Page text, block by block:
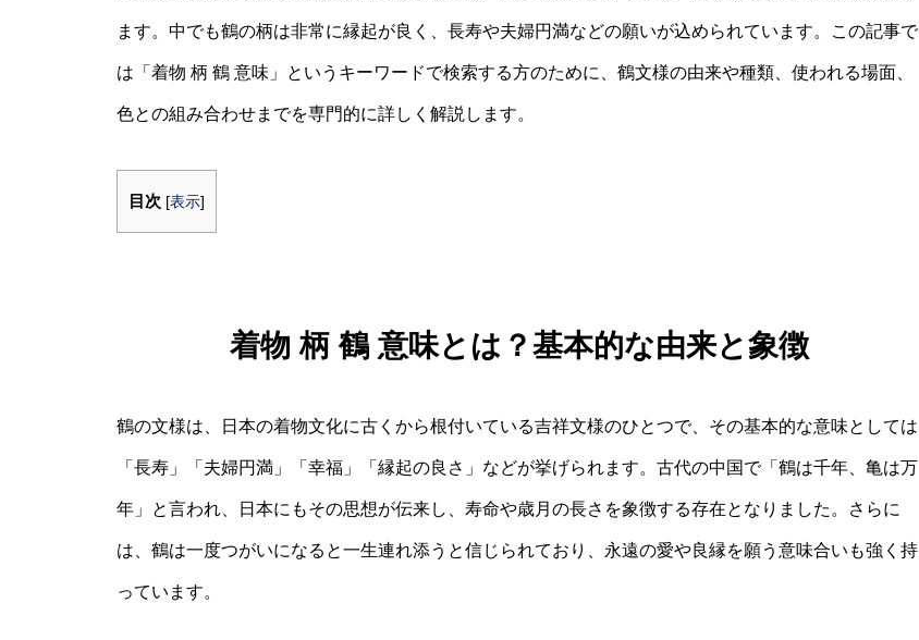
ます。中でも鶴の柄は非常に縁起が良く、長寿や夫婦円満などの願いが込められています。この記事で
は「着物 柄 鶴 意味」というキーワードで検索する方のために、鶴文様の由来や種類、使われる場面、
色との組み合わせまでを専門的に詳しく解説します。
目次 [表示]
着物 柄 鶴 意味とは？基本的な由来と象徴
鶴の文様は、日本の着物文化に古くから根付いている吉祥文様のひとつで、その基本的な意味としては
「長寿」「夫婦円満」「幸福」「縁起の良さ」などが挙げられます。古代の中国で「鶴は千年、亀は万
年」と言われ、日本にもその思想が伝来し、寿命や歳月の長さを象徴する存在となりました。さらに
は、鶴は一度つがいになると一生連れ添うと信じられており、永遠の愛や良縁を願う意味合いも強く持
っています。